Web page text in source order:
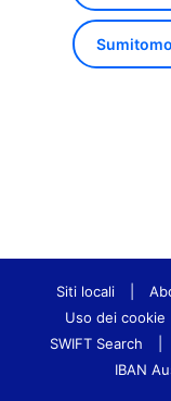
Siti locali
Uso dei cookie
SWIFT Search
IBAN